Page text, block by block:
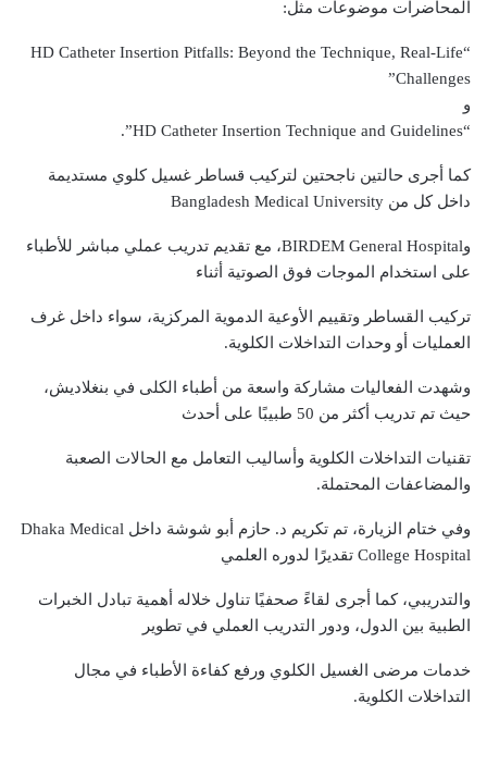
المحاضرات موضوعات مثل:
“HD Catheter Insertion Pitfalls: Beyond the Technique, Real-Life
Challenges”
و
“HD Catheter Insertion Technique and Guidelines”.
كما أجرى حالتين ناجحتين لتركيب قساطر غسيل كلوي مستديمة
داخل كل من Bangladesh Medical University
وBIRDEM General Hospital، مع تقديم تدريب عملي مباشر للأطباء
على استخدام الموجات فوق الصوتية أثناء
تركيب القساطر وتقييم الأوعية الدموية المركزية، سواء داخل غرف
العمليات أو وحدات التداخلات الكلوية.
وشهدت الفعاليات مشاركة واسعة من أطباء الكلى في بنغلاديش،
حيث تم تدريب أكثر من 50 طبيبًا على أحدث
تقنيات التداخلات الكلوية وأساليب التعامل مع الحالات الصعبة
والمضاعفات المحتملة.
وفي ختام الزيارة، تم تكريم د. حازم أبو شوشة داخل Dhaka Medical
College Hospital تقديرًا لدوره العلمي
والتدريبي، كما أجرى لقاءً صحفيًا تناول خلاله أهمية تبادل الخبرات
الطبية بين الدول، ودور التدريب العملي في تطوير
خدمات مرضى الغسيل الكلوي ورفع كفاءة الأطباء في مجال
التداخلات الكلوية.